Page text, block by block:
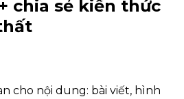
chia sẻ kiến thức
cho nội dung: bài viết, hình